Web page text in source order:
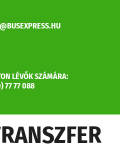
LÉVŐK SZÁMÁRA:
77 77 088